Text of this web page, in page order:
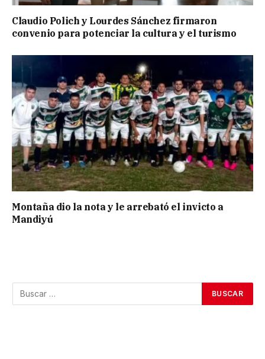
Claudio Polich y Lourdes Sánchez firmaron
convenio para potenciar la cultura y el turismo
Montaña dio la nota y le arrebató el invicto a
Mandiyú